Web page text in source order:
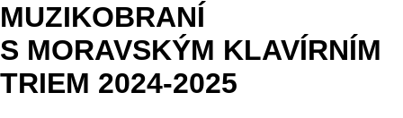
MUZIKOBRANÍ
S MORAVSKÝM KLAVÍRNÍM
TRIEM 2024-2025